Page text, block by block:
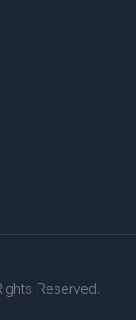
Reserved.